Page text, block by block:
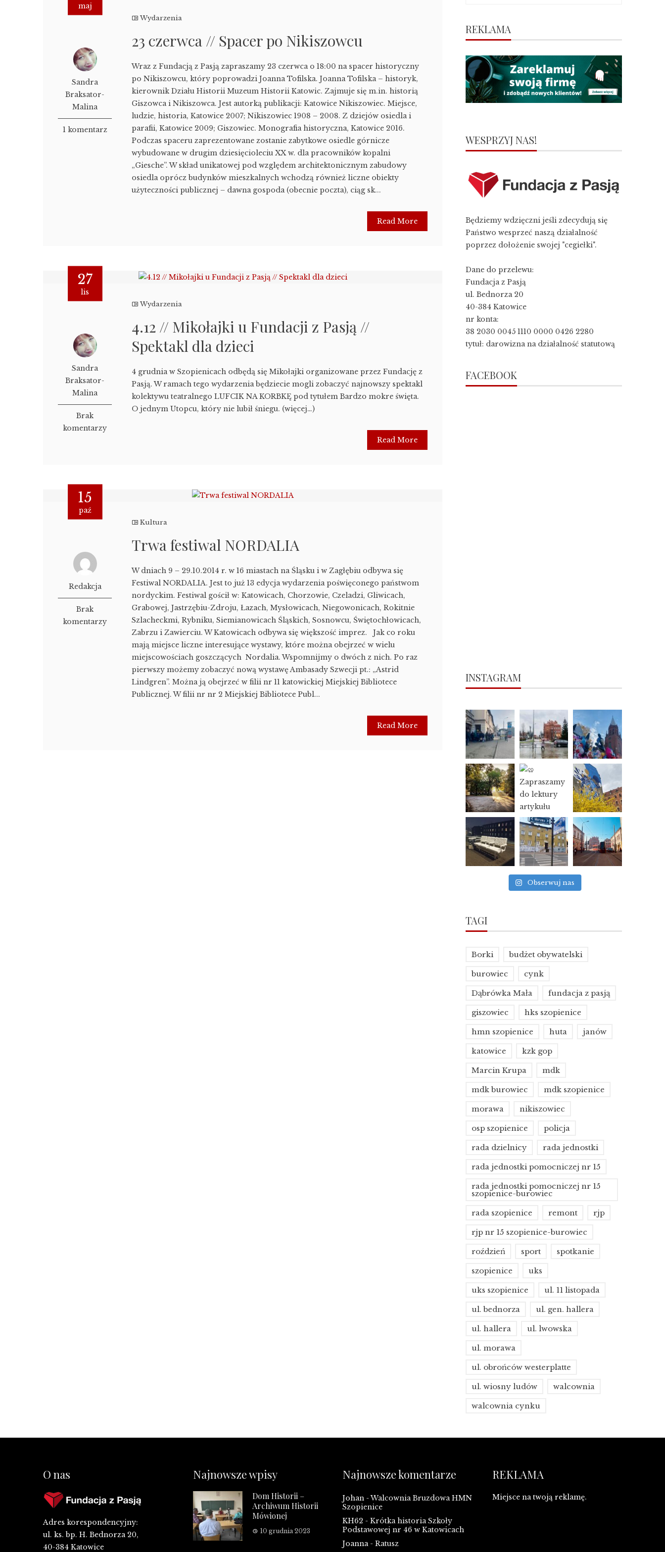
maj
Sandra
Braksator-
Malina
1 komentarz
Wydarzenia
23 czerwca // Spacer po Nikiszowcu
Wraz z Fundacją z Pasją zapraszamy 23 czerwca o 18:00 na spacer historyczny
po Nikiszowcu, który poprowadzi Joanna Tofilska. Joanna Tofilska – historyk,
kierownik Działu Historii Muzeum Historii Katowic. Zajmuje się m.in. historią
Giszowca i Nikiszowca. Jest autorką publikacji: Katowice Nikiszowiec. Miejsce,
ludzie, historia, Katowice 2007; Nikiszowiec 1908 – 2008. Z dziejów osiedla i
parafii, Katowice 2009; Giszowiec. Monografia historyczna, Katowice 2016.
Podczas spaceru zaprezentowane zostanie zabytkowe osiedle górnicze
wybudowane w drugim dziesięcioleciu XX w. dla pracowników kopalni
„Giesche”. W skład unikatowej pod względem architektonicznym zabudowy
osiedla oprócz budynków mieszkalnych wchodzą również liczne obiekty
użyteczności publicznej – dawna gospoda (obecnie poczta), ciąg sk...
Read More
27
lis
Sandra
Braksator-
Malina
Brak
komentarzy
Wydarzenia
4.12 // Mikołajki u Fundacji z Pasją //
Spektakl dla dzieci
4 grudnia w Szopienicach odbędą się Mikołajki organizowane przez Fundację z
Pasją. W ramach tego wydarzenia będziecie mogli zobaczyć najnowszy spektakl
kolektywu teatralnego LUFCIK NA KORBKĘ pod tytułem Bardzo mokre święta.
O jednym Utopcu, który nie lubił śniegu. (więcej…)
Read More
15
paź
Redakcja
Brak
komentarzy
Kultura
Trwa festiwal NORDALIA
W dniach 9 – 29.10.2014 r. w 16 miastach na Śląsku i w Zagłębiu odbywa się
Festiwal NORDALIA. Jest to już 13 edycja wydarzenia poświęconego państwom
nordyckim. Festiwal gościł w: Katowicach, Chorzowie, Czeladzi, Gliwicach,
Grabowej, Jastrzębiu-Zdroju, Łazach, Mysłowicach, Niegowonicach, Rokitnie
Szlacheckmi, Rybniku, Siemianowicach Śląskich, Sosnowcu, Świętochłowicach,
Zabrzu i Zawierciu. W Katowicach odbywa się większość imprez. Jak co roku
mają miejsce liczne interesujące wystawy, które można obejrzeć w wielu
miejscowościach goszczących Nordalia. Wspomnijmy o dwóch z nich. Po raz
pierwszy możemy zobaczyć nową wystawę Ambasady Szwecji pt.: „Astrid
Lindgren”. Można ją obejrzeć w filii nr 11 katowickiej Miejskiej Bibliotece
Publicznej. W filii nr nr 2 Miejskiej Bibliotece Publ...
Read More
REKLAMA
WESPRZYJ NAS!
Będziemy wdzięczni jeśli zdecydują się
Państwo wesprzeć naszą działalność
poprzez dołożenie swojej "cegiełki".
Dane do przelewu:
Fundacja z Pasją
ul. Bednorza 20
40-384 Katowice
nr konta:
38 2030 0045 1110 0000 0426 2280
tytuł: darowizna na działalność statutową
FACEBOOK
INSTAGRAM
Obserwuj nas
TAGI
Borki budżet obywatelski
burowiec cynk
Dąbrówka Mała fundacja z pasją
giszowiec hks szopienice
hmn szopienice huta janów
katowice kzk gop
Marcin Krupa mdk
mdk burowiec mdk szopienice
morawa nikiszowiec
osp szopienice policja
rada dzielnicy rada jednostki
rada jednostki pomocniczej nr 15
rada jednostki pomocniczej nr 15
szopienice-burowiec
rada szopienice remont rjp
rjp nr 15 szopienice-burowiec
roździeń sport spotkanie
szopienice uks
uks szopienice ul. 11 listopada
ul. bednorza ul. gen. hallera
ul. hallera ul. lwowska
ul. morawa
ul. obrońców westerplatte
ul. wiosny ludów walcownia
walcownia cynku
O nas
Adres korespondencyjny:
ul. ks. bp. H. Bednorza 20,
40-384 Katowice
Najnowsze wpisy
Dom Historii –
Archiwum Historii
Mówionej
10 grudnia 2023
Najnowsze komentarze
Johan -Walcownia Bruzdowa HMN
Szopienice
KH62 - Krótka historia Szkoły
Podstawowej nr 46 w Katowicach
Joanna- Ratusz
REKLAMA
Miejsce na twoją reklamę.